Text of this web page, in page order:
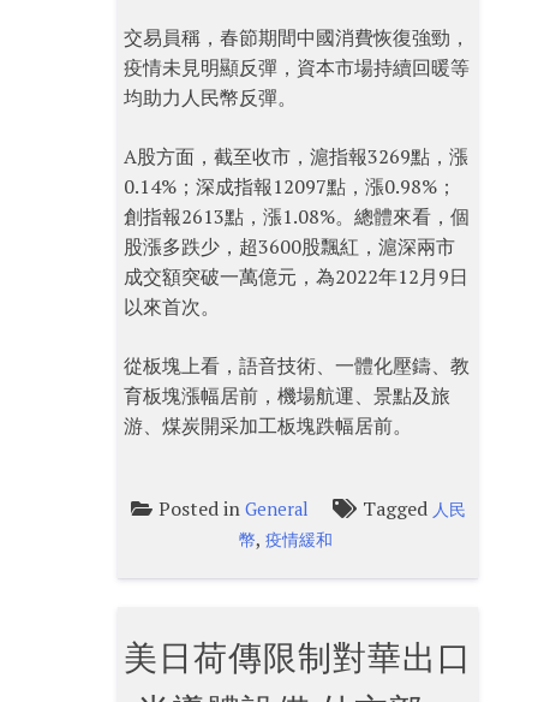
交易員稱，春節期間中國消費恢復強勁，
疫情未見明顯反彈，資本市場持續回暖等
均助力人民幣反彈。
A股方面，截至收市，滬指報3269點，漲
0.14%；深成指報12097點，漲0.98%；
創指報2613點，漲1.08%。總體來看，個
股漲多跌少，超3600股飄紅，滬深兩市
成交額突破一萬億元，為2022年12月9日
以來首次。
從板塊上看，語音技術、一體化壓鑄、教
育板塊漲幅居前，機場航運、景點及旅
游、煤炭開采加工板塊跌幅居前。
Posted in General Tagged 人民
幣,疫情緩和
美日荷傳限制對華出口